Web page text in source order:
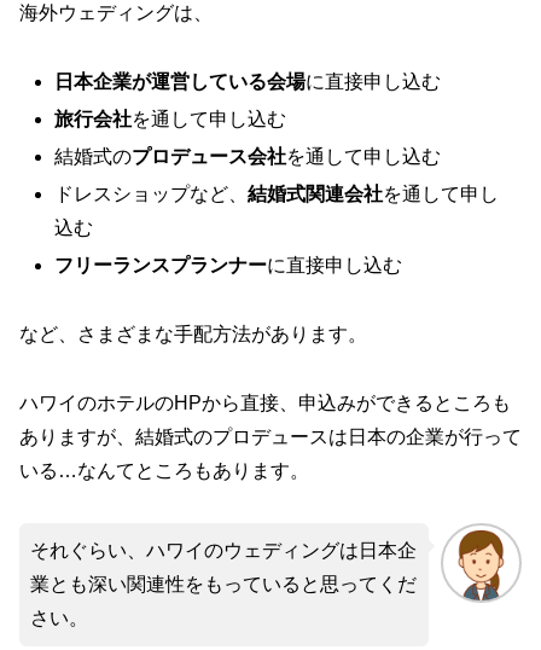
海外ウェディングは、
日本企業が運営している会場に直接申し込む
旅行会社を通して申し込む
結婚式のプロデュース会社を通して申し込む
ドレスショップなど、結婚式関連会社を通して申し
込む
フリーランスプランナーに直接申し込む
など、さまざまな手配方法があります。
ハワイのホテルのHPから直接、申込みができるところも
ありますが、結婚式のプロデュースは日本の企業が行って
いる…なんてところもあります。
それぐらい、ハワイのウェディングは日本企
業とも深い関連性をもっていると思ってくだ
さい。